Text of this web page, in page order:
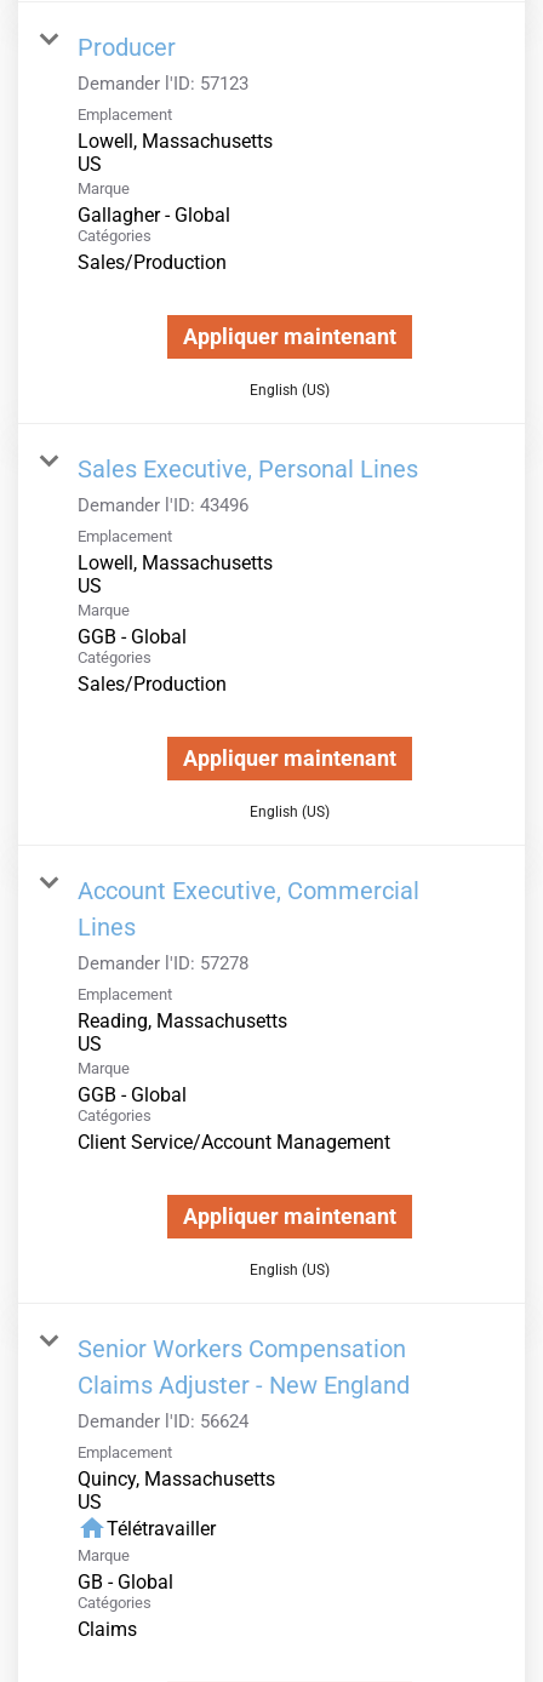
Producer
Demander l'ID: 57123
Emplacement
Lowell, Massachusetts
Marque
Gallagher - Global
Catégories
Sales/Production
Appliquer maintenant
English (US)
Sales Executive, Personal Lines
Demander l'ID: 43496
Emplacement
Lowell, Massachusetts
Marque
GGB - Global
Catégories
Sales/Production
Appliquer maintenant
English (US)
Account Executive, Commercial
Lines
Demander l'ID: 57278
Emplacement
Reading, Massachusetts
Marque
GGB - Global
Catégories
Client Service/Account Management
Appliquer maintenant
English (US)
Senior Workers Compensation
Claims Adjuster - New England
Demander l'ID: 56624
Emplacement
Quincy, Massachusetts
homeTélétravailler
Marque
GB - Global
Catégories
Claims